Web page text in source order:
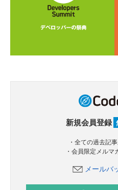
新規会員登録
・全ての過去記
・会員限定メル
メールバ